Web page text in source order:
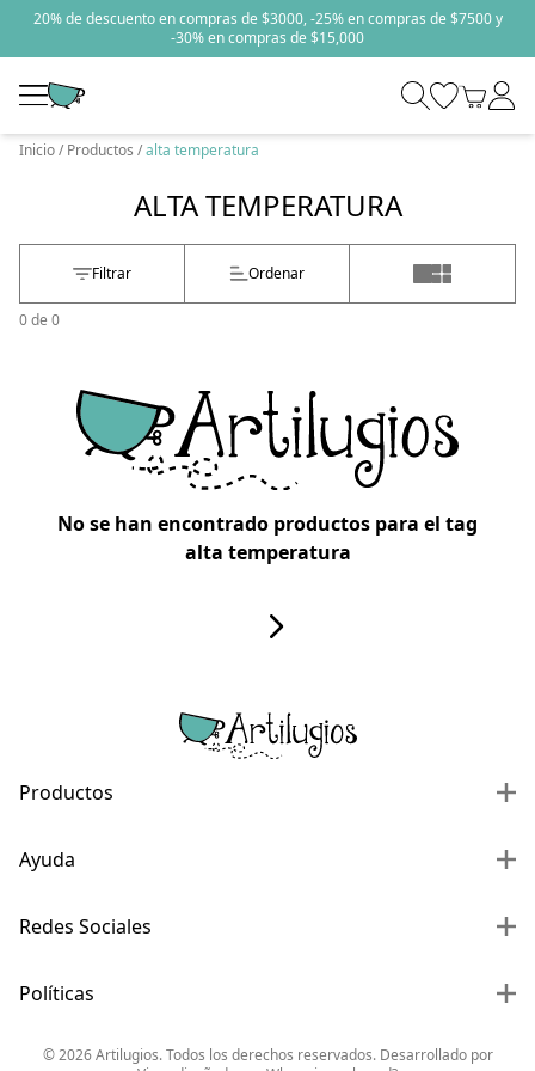
20% de descuento en compras de $3000, -25% en compras de $7500 y
-30% en compras de $15,000
Inicio Productos alta temperatura
ALTA TEMPERATURA
Filtrar Ordenar
0de 0
No se han encontrado productos para el tag
alta temperatura
Productos
Ayuda
Redes Sociales
Políticas
©2026Artilugios. Todos los derechos reservados. Desarrollado por